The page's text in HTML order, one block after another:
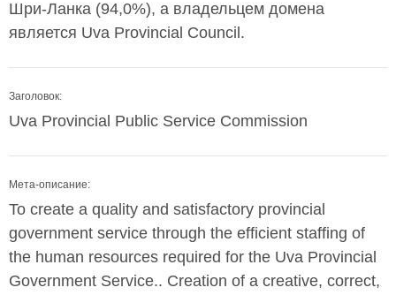
Шри-Ланка (94,0%), а владельцем домена
является Uva Provincial Council.
Заголовок:
Uva Provincial Public Service Commission
Мета-описание:
To create a quality and satisfactory provincial
government service through the efficient staffing of
the human resources required for the Uva Provincial
Government Service.. Creation of a creative, correct,